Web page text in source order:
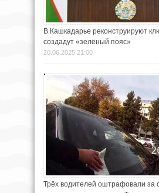
В Кашкадарье реконструируют
создадут «зелёный пояс»
20.06.2025 21:00
Трёх водителей оштрафовали за